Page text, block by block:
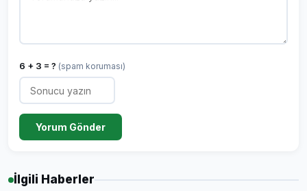
6 + 3 = ? (spam koruması)
Yorum Gönder
İlgili Haberler